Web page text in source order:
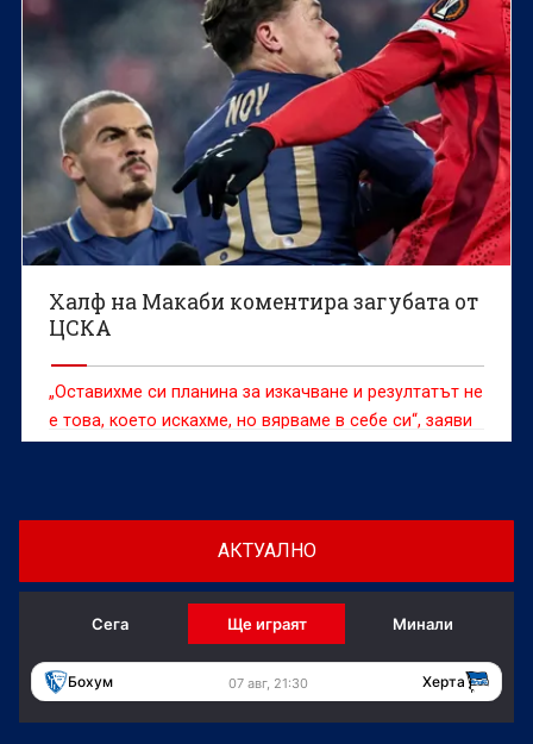
Халф на Макаби коментира загубата от
ЦСКА
„Оставихме си планина за изкачване и резултатът не
е това, което искахме, но вярваме в себе си“, заяви
Итамар Ной
АКТУАЛНО
Сега Ще играят Минали
Бохум 07 авг, 21:30 Херта